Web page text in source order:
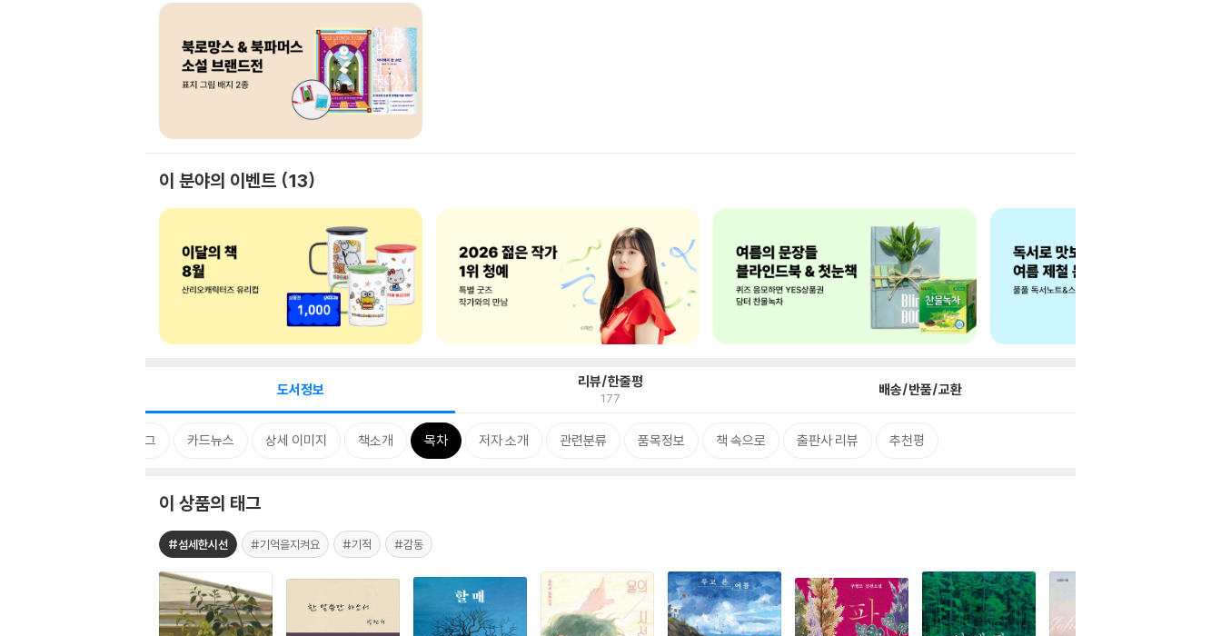
이 분야의 이벤트 13
도서정보 리뷰/한줄평
177 배송/반품/교환
태그 카드뉴스 상세 이미지 책소개 목차 저자 소개 관련분류 품목정보 책 속으로 출판사 리뷰 추천평
이 상품의 태그
#섬세한시선 #기억을지켜요 #기적 #감동